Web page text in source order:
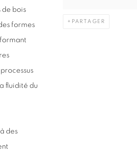
PARTAGER
de bois
formes
fluidité du
des